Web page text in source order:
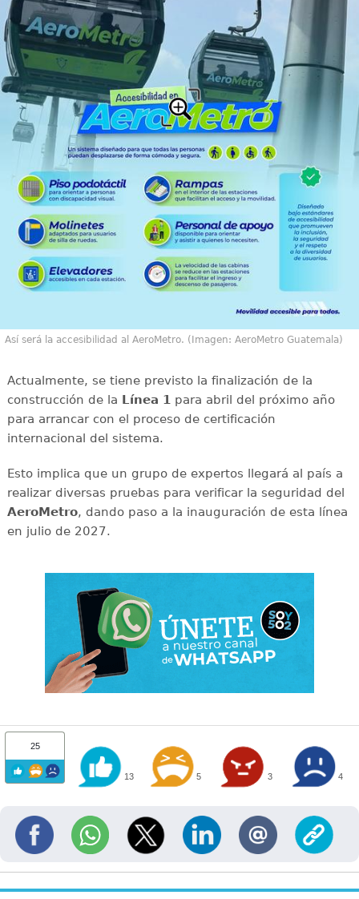
Así será la accesibilidad al AeroMetro. (Imagen: AeroMetro Guatemala)
Actualmente, se tiene previsto la finalización de la
construcción de la Línea 1para abril del próximo año
para arrancar con el proceso de certificación
internacional del sistema.
Esto implica que un grupo de expertos llegará al país a
realizar diversas pruebas para verificar la seguridad del
AeroMetro, dando paso a la inauguración de esta línea
en julio de 2027.
25
13 5 3 4